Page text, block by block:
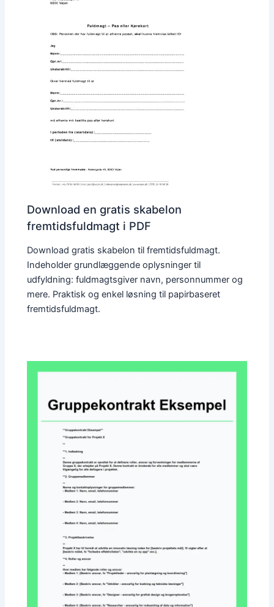
Download en gratis skabelon
fremtidsfuldmagt i PDF
Download gratis skabelon til fremtidsfuldmagt.
Indeholder grundlæggende oplysninger til
udfyldning: fuldmagtsgiver navn, personnummer og
mere. Praktisk og enkel løsning til papirbaseret
fremtidsfuldmagt.